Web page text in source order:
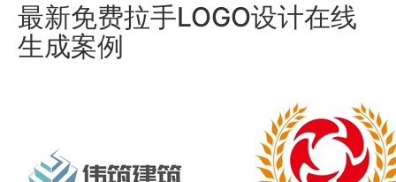
最新免费拉手LOGO设计在线
生成案例